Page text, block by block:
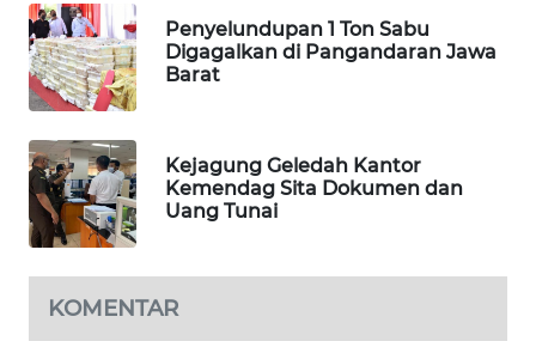
Penyelundupan 1 Ton Sabu
Digagalkan di Pangandaran Jawa
Barat
Kejagung Geledah Kantor
Kemendag Sita Dokumen dan
Uang Tunai
KOMENTAR
JAKARTA
NEWS
KRT
KARING
NEWS
JURNAL
MARITIM